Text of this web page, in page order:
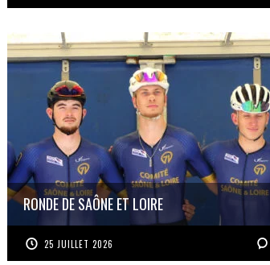
RONDE DE SAÔNE ET LOIRE
25 JUILLET 2026